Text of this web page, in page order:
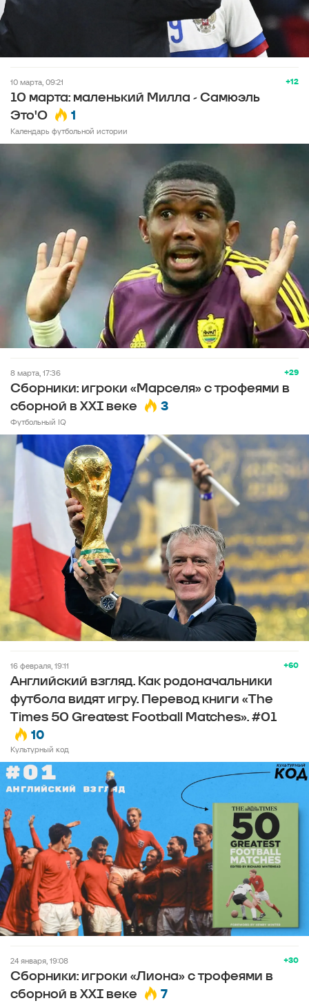
+12
10 марта, 09:21
10 марта: маленький Милла - Самюэль
Это'О
1
Календарь футбольной истории
+29
8 марта, 17:36
Сборники: игроки «Марселя» с трофеями в
сборной в XXI веке
3
Футбольный IQ
+60
16 февраля, 19:11
Английский взгляд. Как родоначальники
футбола видят игру. Перевод книги «The
Times 50 Greatest Football Matches». #01
10
Культурный код
+30
24 января, 19:08
Сборники: игроки «Лиона» с трофеями в
сборной в XXI веке
7